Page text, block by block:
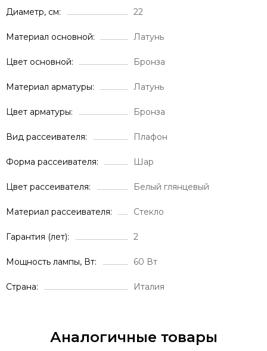
Диаметр, см 22
Материал основной Латунь
Цвет основной Бронза
Материал арматуры Латунь
Цвет арматуры Бронза
Вид рассеивателя Плафон
Форма рассеивателя Шар
Цвет рассеивателя Белый глянцевый
Материал рассеивателя Стекло
Гарантия (лет) 2
Мощность лампы, Вт 60 Вт
Страна Италия
Аналогичные товары